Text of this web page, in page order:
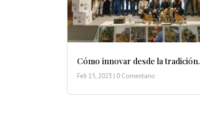
Cómo innovar desde la tradición.
Feb 15, 2023 | 0 Comentario